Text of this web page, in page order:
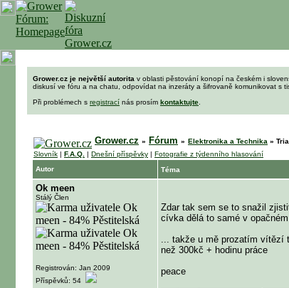
Grower.cz je největší autorita v oblasti pěstování konopí na českém i
diskusí ve fóru a na chatu, odpovídat na inzeráty a šifrovaně komunikovat s
Při problémech s registrací nás prosím kontaktujte
Grower.cz » Fórum » Elektronika a Technika »
Slovník | F.A.Q. | Dnešní příspěvky | Fotografie z týdenního hlasování
Autor
Téma
Ok meen
Stálý Člen
Registrován: Jan 2009
Příspěvků: 54
Zdar tak sem se to snažil
cívka dělá to samé v
... takže u mě prozatím vítězí
než 300kč + hodinu práce
peace